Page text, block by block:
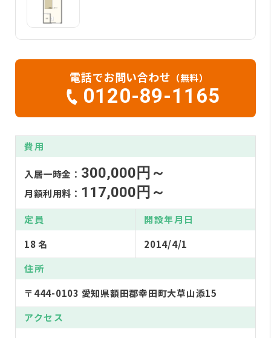
電話でお問い合わせ （無料）
0120-89-1165
費用
入居一時金： 300,000円～
月額利用料： 117,000円～
定員
18 名
開設年月日
2014/4/1
住所
〒444-0103 愛知県額田郡幸田町大草山添15
アクセス